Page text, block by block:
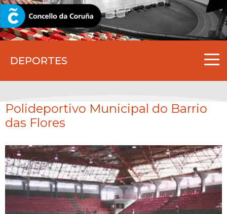
DEPORTES
CORUNA.GAL
Polideportivo Municipal do Barrio
das Flores